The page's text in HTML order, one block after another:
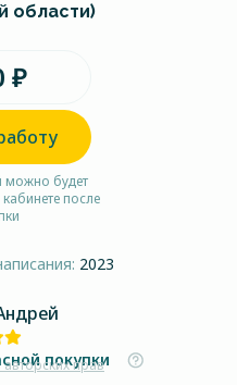
области)
₽
можно будет
после
2023
прав
покупки